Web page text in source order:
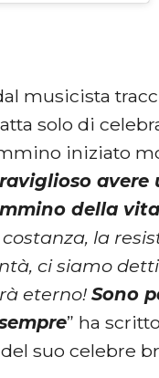
musicista
solo di
iniziato
della
la
ci siamo
eterno!Sono
” ha
suo celebre